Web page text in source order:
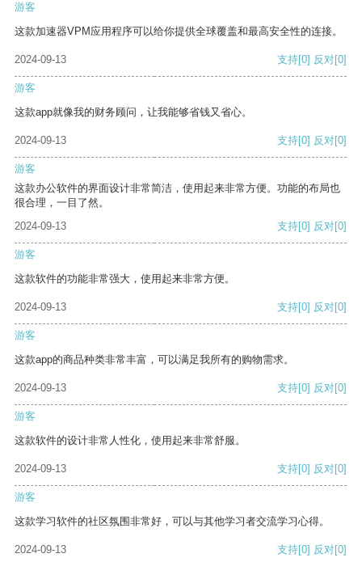
游客
这款加速器VPM应用程序可以给你提供全球覆盖和最高安全性的连接。
2024-09-13 支持[0] 反对[0]
游客
这款app就像我的财务顾问，让我能够省钱又省心。
2024-09-13 支持[0] 反对[0]
游客
这款办公软件的界面设计非常简洁，使用起来非常方便。功能的布局也
很合理，一目了然。
2024-09-13
支持[0] 反对[0]
游客
这款软件的功能非常强大，使用起来非常方便。
2024-09-13 支持[0] 反对[0]
游客
这款app的商品种类非常丰富，可以满足我所有的购物需求。
2024-09-13 支持[0] 反对[0]
游客
这款软件的设计非常人性化，使用起来非常舒服。
2024-09-13 支持[0] 反对[0]
游客
这款学习软件的社区氛围非常好，可以与其他学习者交流学习心得。
2024-09-13 支持[0] 反对[0]